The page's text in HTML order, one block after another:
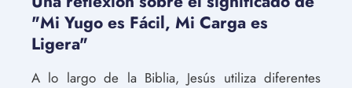
"Mi Yugo es Fácil, Mi Carga es
Ligera"
A lo largo de la Biblia, Jesús utiliza diferentes